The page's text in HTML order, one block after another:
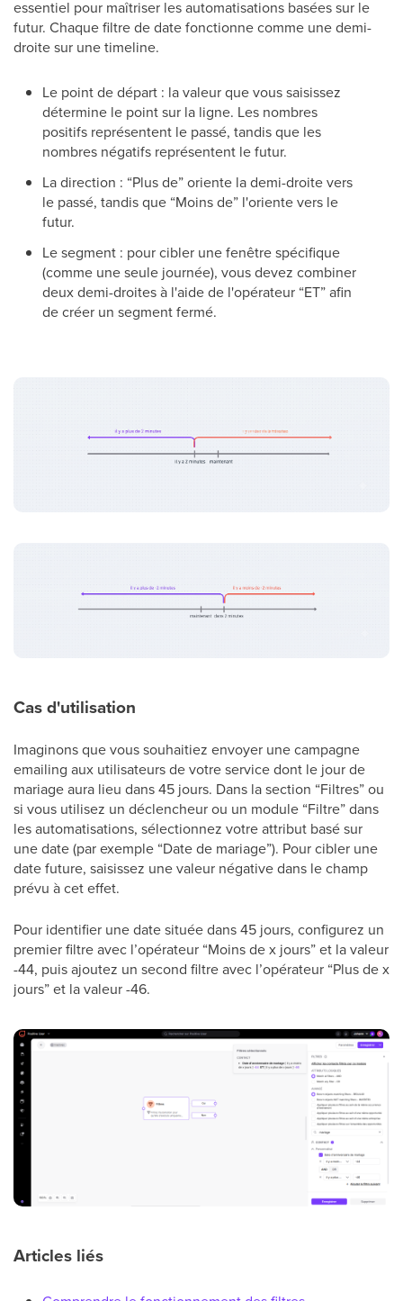
essentiel pour maîtriser les automatisations basées sur le
futur. Chaque filtre de date fonctionne comme une demi-
droite sur une timeline.
Le point de départ : la valeur que vous saisissez
détermine le point sur la ligne. Les nombres
positifs représentent le passé, tandis que les
nombres négatifs représentent le futur.
La direction : “Plus de” oriente la demi-droite vers
le passé, tandis que “Moins de” l'oriente vers le
futur.
Le segment : pour cibler une fenêtre spécifique
(comme une seule journée), vous devez combiner
deux demi-droites à l'aide de l'opérateur “ET” afin
de créer un segment fermé.
Cas d'utilisation
Imaginons que vous souhaitiez envoyer une campagne
emailing aux utilisateurs de votre service dont le jour de
mariage aura lieu dans 45 jours. Dans la section “Filtres” ou
si vous utilisez un déclencheur ou un module “Filtre” dans
les automatisations, sélectionnez votre attribut basé sur
une date (par exemple “Date de mariage”). Pour cibler une
date future, saisissez une valeur négative dans le champ
prévu à cet effet.
Pour identifier une date située dans 45 jours, configurez un
premier filtre avec l’opérateur “Moins de x jours” et la valeur
-44, puis ajoutez un second filtre avec l’opérateur “Plus de x
jours” et la valeur -46.
Articles liés